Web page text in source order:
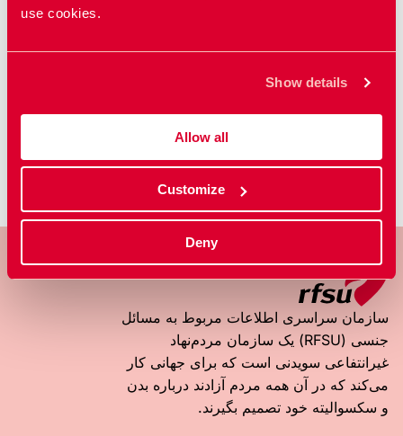
use cookies.
Show details
Allow all
Customize
Deny
خدمات درمانی مناسب در سویدن را پیدا کنید
سازمان سراسری اطلاعات مربوط به مسائل
جنسی (RFSU) یک سازمان مردم‌‌نهاد
غیرانتفاعی سویدنی است که برای جهانی کار
می‌کند که در آن همه مردم آزادند درباره بدن
و سکسوالیته خود تصمیم بگیرند.